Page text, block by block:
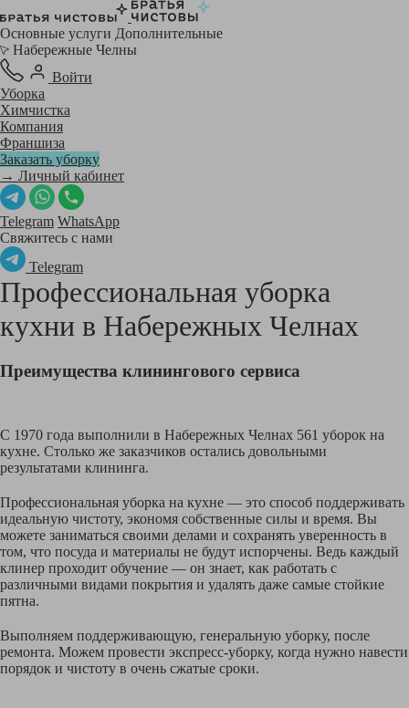
Основные услуги Дополнительные
Набережные Челны
Войти
Уборка
Химчистка
Компания
Франшиза
Заказать уборку
→ Личный кабинет
Telegram WhatsApp
Свяжитесь с нами
Telegram
Профессиональная уборка
кухни в Набережных Челнах
Преимущества клинингового сервиса
С 1970 года выполнили в Набережных Челнах 561 уборок на
кухне. Столько же заказчиков остались довольными
результатами клининга.
Профессиональная уборка на кухне — это способ поддерживать
идеальную чистоту, экономя собственные силы и время. Вы
можете заниматься своими делами и сохранять уверенность в
том, что посуда и материалы не будут испорчены. Ведь каждый
клинер проходит обучение — он знает, как работать с
различными видами покрытия и удалять даже самые стойкие
пятна.
Выполняем поддерживающую, генеральную уборку, после
ремонта. Можем провести экспресс-уборку, когда нужно навести
порядок и чистоту в очень сжатые сроки.